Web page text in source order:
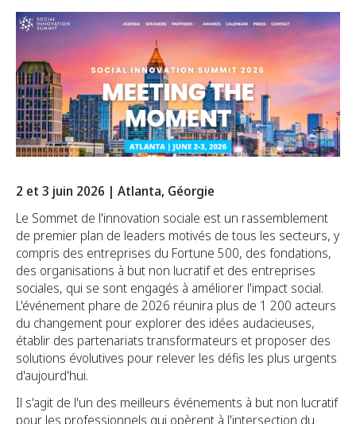
2 et 3 juin 2026 | Atlanta, Géorgie
Le Sommet de l'innovation sociale est un rassemblement
de premier plan de leaders motivés de tous les secteurs, y
compris des entreprises du Fortune 500, des fondations,
des organisations à but non lucratif et des entreprises
sociales, qui se sont engagés à améliorer l'impact social.
L'événement phare de 2026 réunira plus de 1 200 acteurs
du changement pour explorer des idées audacieuses,
établir des partenariats transformateurs et proposer des
solutions évolutives pour relever les défis les plus urgents
d'aujourd'hui.
Il s'agit de l'un des meilleurs événements à but non lucratif
pour les professionnels qui opèrent à l'intersection du